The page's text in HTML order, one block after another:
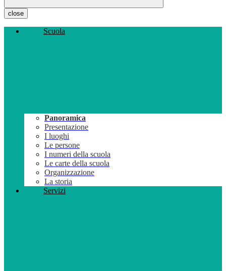
close
Scuola
Panoramica
Presentazione
I luoghi
Le persone
I numeri della scuola
Le carte della scuola
Organizzazione
La storia
Servizi